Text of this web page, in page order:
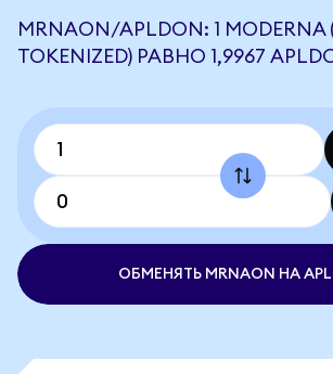
MRNAON/APLDON: 1 MODERNA
TOKENIZED) РАВНО 1,9967
ОБМЕНЯТЬ MRNAON НА